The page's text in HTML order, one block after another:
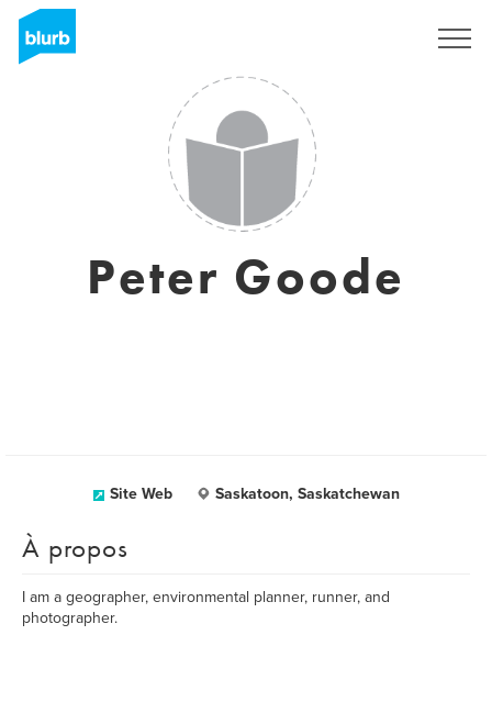
Peter Goode
Site Web Saskatoon, Saskatchewan
À propos
I am a geographer, environmental planner, runner, and
photographer.